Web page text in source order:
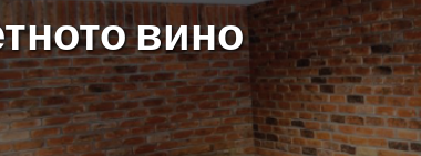
вино